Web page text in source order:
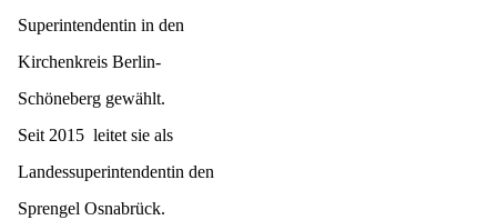
Superintendentin in den
Kirchenkreis Berlin-
Schöneberg gewählt.
Seit 2015 leitet sie als
Landessuperintendentin den
Sprengel Osnabrück.